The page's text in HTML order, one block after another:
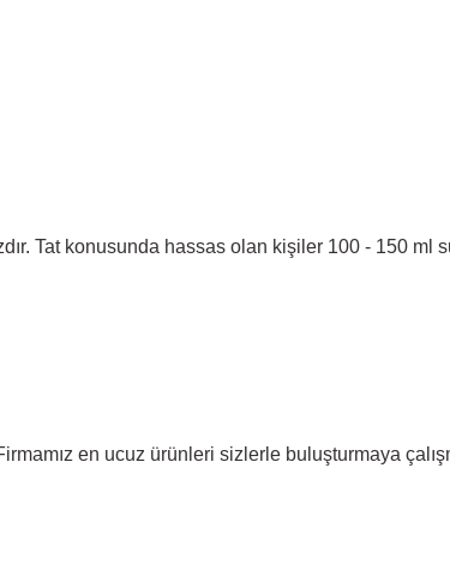
Tat konusunda hassas olan kişiler 100 - 150 ml
en ucuz ürünleri sizlerle buluşturmaya